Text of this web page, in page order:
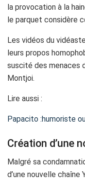
la provocation à la
le parquet considère
Les vidéos du
leurs propos
suscité des menaces
Montjoi.
Lire aussi :
Papacito :humoriste
Création d’une
Malgré sa
d’une nouvelle chaîne